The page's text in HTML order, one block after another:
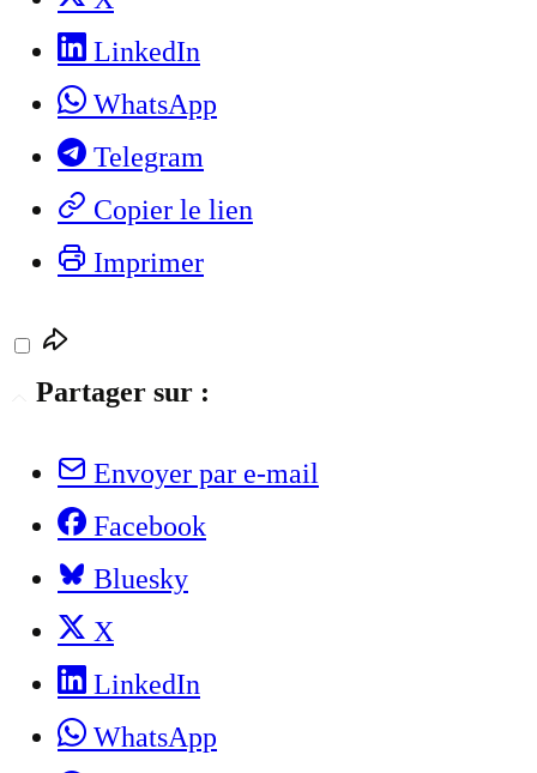
LinkedIn
WhatsApp
Telegram
Copier le lien
Imprimer
Partager sur :
Envoyer par e-mail
Facebook
Bluesky
X
LinkedIn
WhatsApp